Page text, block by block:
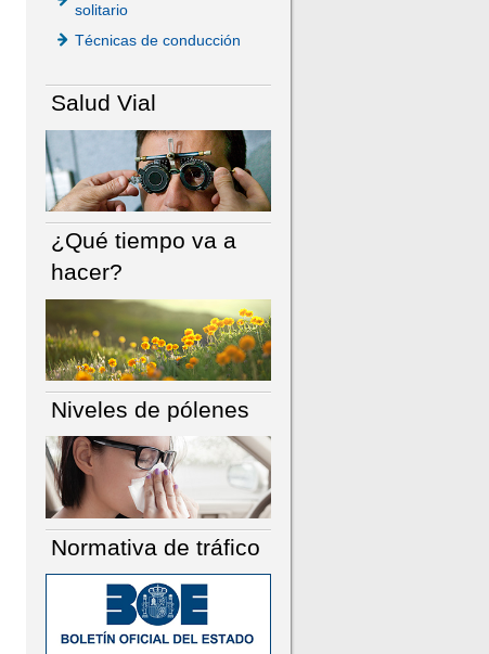
solitario
Técnicas de conducción
Salud Vial
¿Qué tiempo va a
hacer?
Niveles de pólenes
Normativa de tráfico